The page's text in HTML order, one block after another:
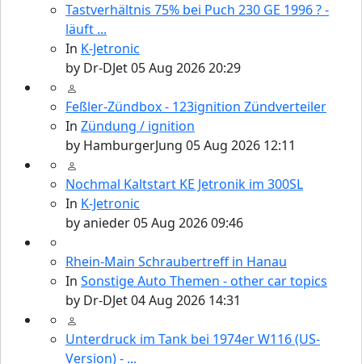
Tastverhältnis 75% bei Puch 230 GE 1996 ? -
läuft ...
In K-Jetronic
by Dr-DJet05 Aug 2026 20:29
Feßler-Zündbox - 123ignition Zündverteiler
In Zündung / ignition
by HamburgerJung 05 Aug 2026 12:11
Nochmal Kaltstart KE Jetronik im 300SL
In K-Jetronic
byanieder05 Aug 2026 09:46
Rhein-Main Schraubertreff in Hanau
In Sonstige Auto Themen - other car topics
by Dr-DJet04 Aug 2026 14:31
Unterdruck im Tank bei 1974er W116 (US-
Version) - ...